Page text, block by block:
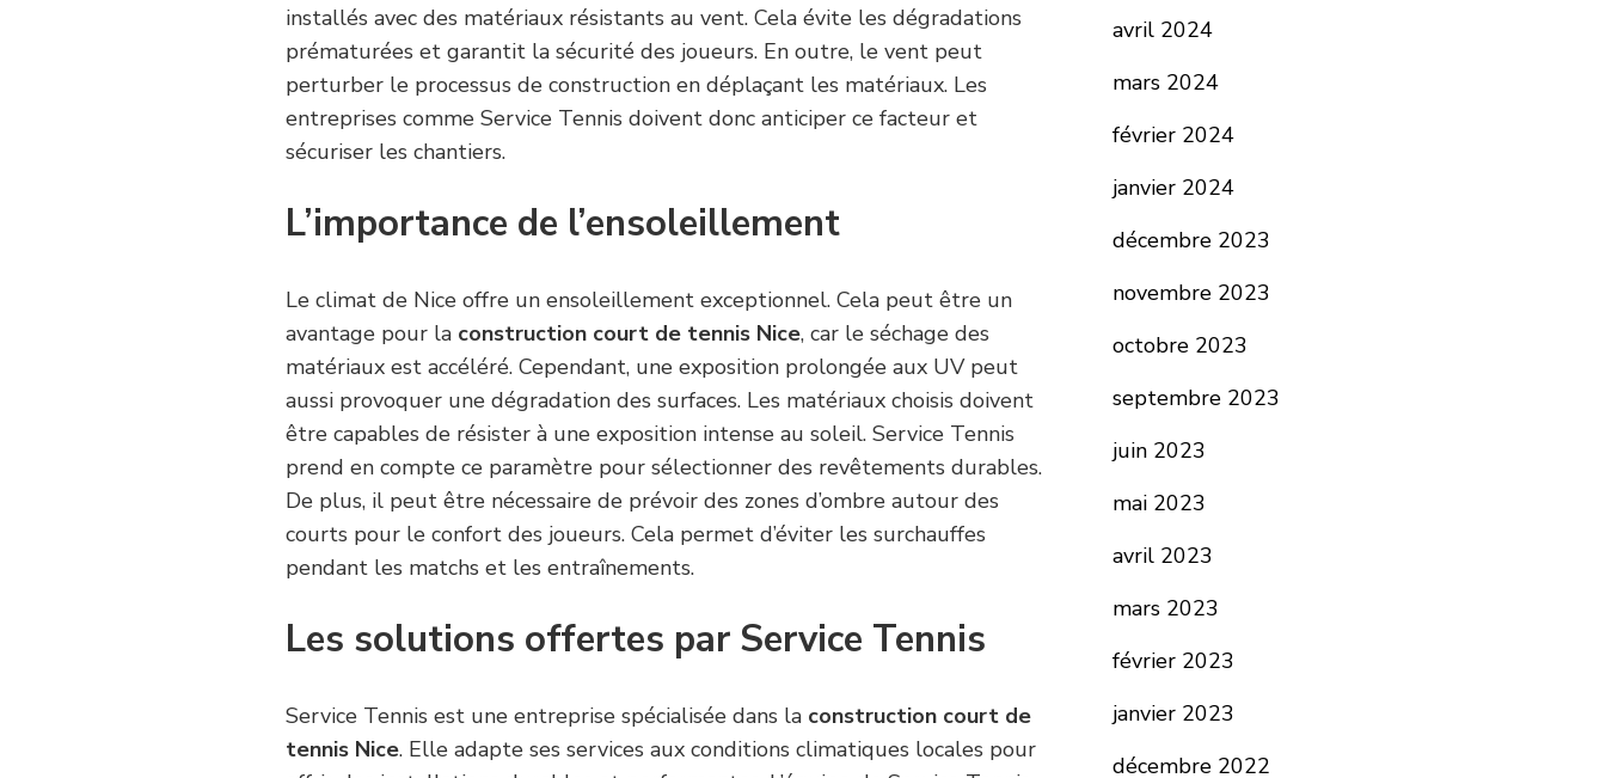
installés avec des matériaux résistants au vent. Cela évite les dégradations
prématurées et garantit la sécurité des joueurs. En outre, le vent peut
perturber le processus de construction en déplaçant les matériaux. Les
entreprises comme Service Tennis doivent donc anticiper ce facteur et
sécuriser les chantiers.
L’importance de l’ensoleillement
Le climat de Nice offre un ensoleillement exceptionnel. Cela peut être un
avantage pour la construction court de tennis Nice, car le séchage des
matériaux est accéléré. Cependant, une exposition prolongée aux UV peut
aussi provoquer une dégradation des surfaces. Les matériaux choisis doivent
être capables de résister à une exposition intense au soleil. Service Tennis
prend en compte ce paramètre pour sélectionner des revêtements durables.
De plus, il peut être nécessaire de prévoir des zones d’ombre autour des
courts pour le confort des joueurs. Cela permet d’éviter les surchauffes
pendant les matchs et les entraînements.
Les solutions offertes par Service Tennis
Service Tennis est une entreprise spécialisée dans la construction court de
tennis Nice. Elle adapte ses services aux conditions climatiques locales pour
avril 2024
mars 2024
février 2024
janvier 2024
décembre 2023
novembre 2023
octobre 2023
septembre 2023
juin 2023
mai 2023
avril 2023
mars 2023
février 2023
janvier 2023
décembre 2022